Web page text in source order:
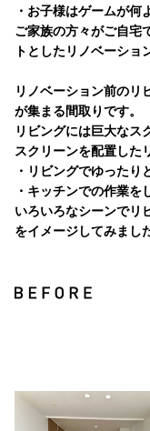
・お子様はゲームが何
ご家族の方々がご自宅
トとしたリノベーショ
リノベーション前のリ
が集まる間取りです。
リビングには巨大なス
スクリーンを配置した
・リビングでゆったり
・キッチンでの作業を
いろいろなシーンでリ
をイメージしてみまし